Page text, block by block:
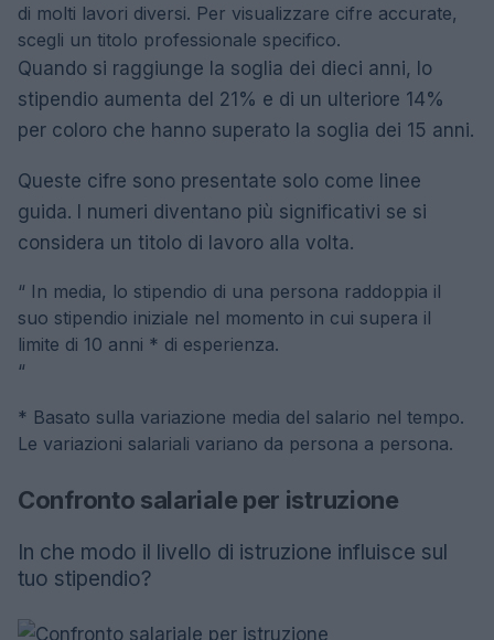
di molti lavori diversi. Per visualizzare cifre accurate,
scegli un titolo professionale specifico.
Quando si raggiunge la soglia dei dieci anni, lo
stipendio aumenta del 21% e di un ulteriore 14%
per coloro che hanno superato la soglia dei 15 anni.
Queste cifre sono presentate solo come linee
guida. I numeri diventano più significativi se si
considera un titolo di lavoro alla volta.
“ In media, lo stipendio di una persona raddoppia il
suo stipendio iniziale nel momento in cui supera il
limite di 10 anni * di esperienza.
“
* Basato sulla variazione media del salario nel tempo.
Le variazioni salariali variano da persona a persona.
Confronto salariale per istruzione
In che modo il livello di istruzione influisce sul
tuo stipendio?